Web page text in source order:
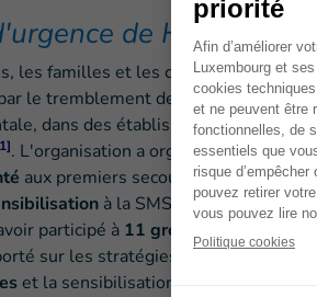
de Handicap
les familles et les communautés à
le tremblement de terre, Handicap
dans des établissements de
. L'organisation a organisé218
aux premiers secours
à la SMSPS organisées
participé à 11 groupes de soutien
sur les stratégies de gestion du
et la sensibilisation aux ressources